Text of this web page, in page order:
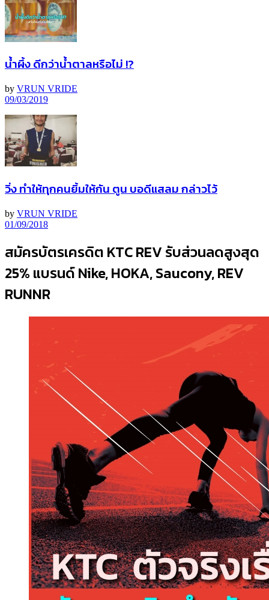
น้ำผึ้ง ดีกว่าน้ำตาลหรือไม่ !?
by VRUN VRIDE
09/03/2019
วิ่ง ทำให้ทุกคนยิ้มให้กัน ตูน บอดีแสลม กล่าวไว้
by VRUN VRIDE
01/09/2018
สมัครบัตรเครดิต KTC REV รับส่วนลดสูงสุด
25% แบรนด์ Nike, HOKA, Saucony, REV
RUNNR